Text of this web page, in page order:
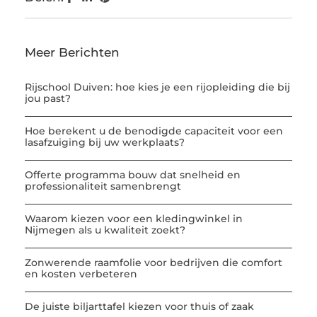
Meer Berichten
Rijschool Duiven: hoe kies je een rijopleiding die bij
jou past?
Hoe berekent u de benodigde capaciteit voor een
lasafzuiging bij uw werkplaats?
Offerte programma bouw dat snelheid en
professionaliteit samenbrengt
Waarom kiezen voor een kledingwinkel in
Nijmegen als u kwaliteit zoekt?
Zonwerende raamfolie voor bedrijven die comfort
en kosten verbeteren
De juiste biljarttafel kiezen voor thuis of zaak